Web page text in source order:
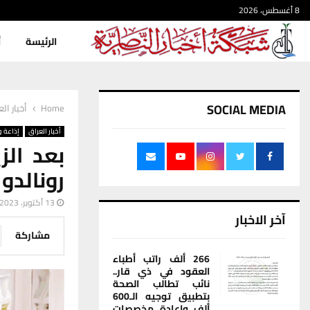
8 أغسطس، 2026
الرئيسة
Home أخبار
أخبار العراق إذاعة
بعد
رونالدو بـ
13 أكتوبر، 2023
مشاركة
SOCIAL MEDIA
آخر الاخبار
266 ألف راتب أطباء
العقود في ذي قار..
نائب تطالب الصحة
بتطبيق توجيه الـ600